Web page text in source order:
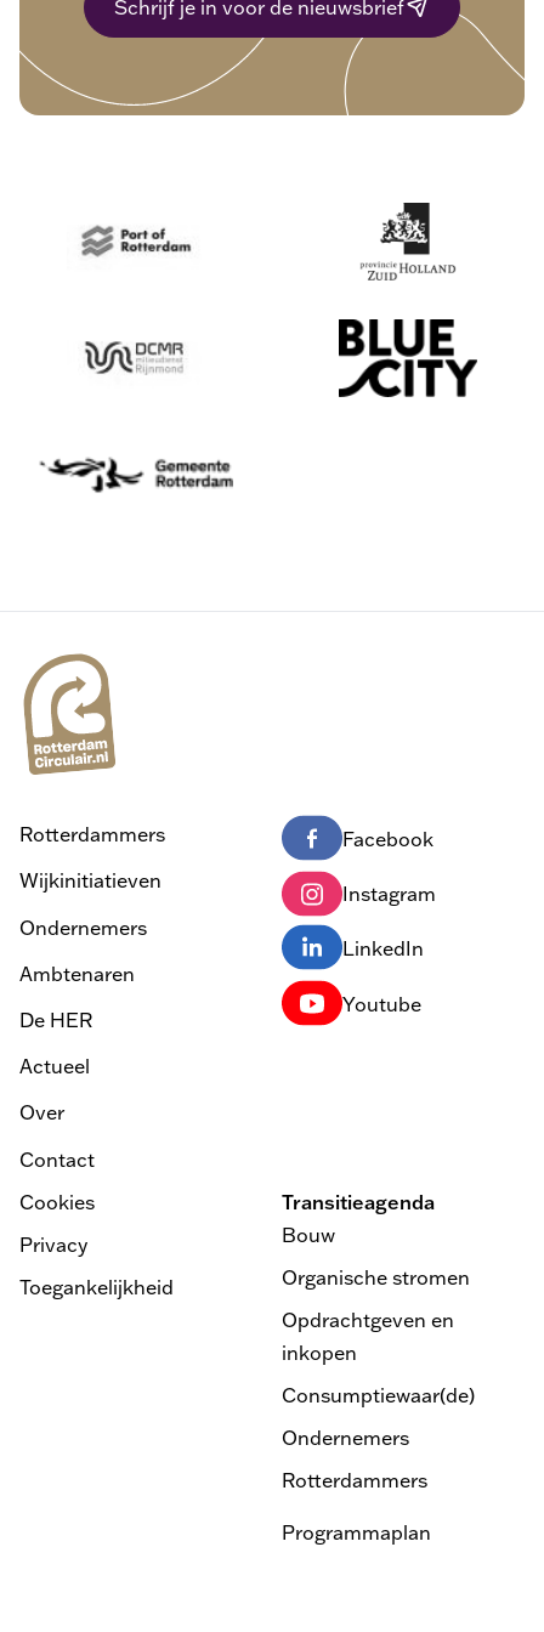
Schrijf je in voor de nieuwsbrief
Rotterdammers
Wijkinitiatieven
Ondernemers
Ambtenaren
De HER
Actueel
Over
Contact
Facebook
Instagram
LinkedIn
Youtube
Cookies
Privacy
Toegankelijkheid
Transitieagenda
Bouw
Organische stromen
Opdrachtgeven en
inkopen
Consumptiewaar(de)
Ondernemers
Rotterdammers
Programmaplan